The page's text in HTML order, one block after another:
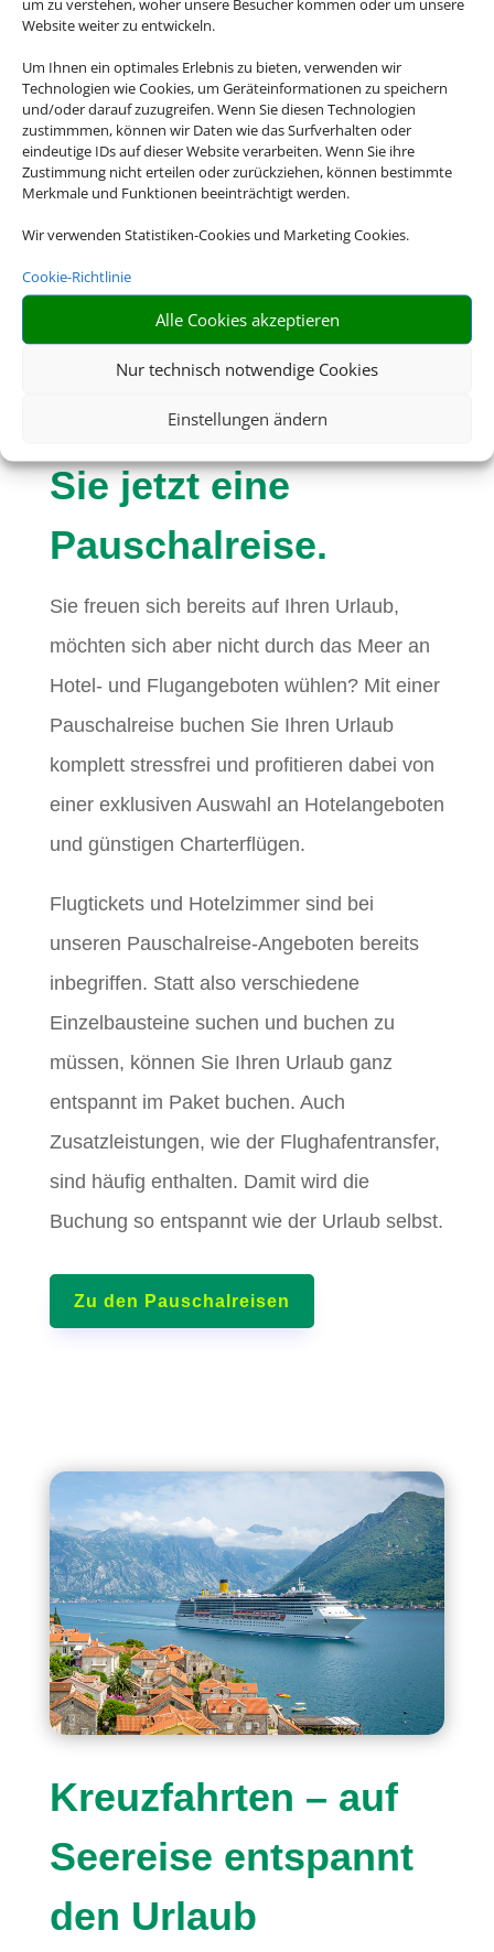
Website weiter zu entwickeln.
Um Ihnen ein optimales Erlebnis zu bieten, verwenden wir
Technologien wie Cookies, um Geräteinformationen zu speichern
und/oder darauf zuzugreifen. Wenn Sie diesen Technologien
zustimmmen, können wir Daten wie das Surfverhalten oder
eindeutige IDs auf dieser Website verarbeiten. Wenn Sie ihre
Zustimmung nicht erteilen oder zurückziehen, können bestimmte
Merkmale und Funktionen beeinträchtigt werden.
Wir verwenden Statistiken-Cookies und Marketing Cookies.
Cookie-Richtlinie
Alle Cookies akzeptieren
Nur technisch notwendige Cookies
Einstellungen ändern
Eine Buchung –
alles drin. Buchen
Sie jetzt eine
Pauschalreise.
Sie freuen sich bereits auf Ihren Urlaub,
möchten sich aber nicht durch das Meer an
Hotel- und Flugangeboten wühlen? Mit einer
Pauschalreise buchen Sie Ihren Urlaub
komplett stressfrei und profitieren dabei von
einer exklusiven Auswahl an Hotelangeboten
und günstigen Charterflügen.
Flugtickets und Hotelzimmer sind bei
unseren Pauschalreise-Angeboten bereits
inbegriffen. Statt also verschiedene
Einzelbausteine suchen und buchen zu
müssen, können Sie Ihren Urlaub ganz
entspannt im Paket buchen. Auch
Zusatzleistungen, wie der Flughafentransfer,
sind häufig enthalten. Damit wird die
Buchung so entspannt wie der Urlaub selbst.
Zu den Pauschalreisen
Kreuzfahrten – auf
Seereise entspannt
den Urlaub